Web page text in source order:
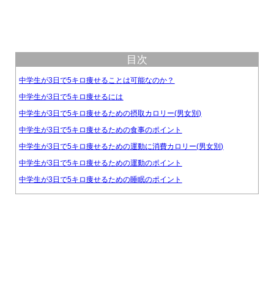
目次
中学生が3日で5キロ痩せることは可能なのか？
中学生が3日で5キロ痩せるには
中学生が3日で5キロ痩せるための摂取カロリー(男女別)
中学生が3日で5キロ痩せるための食事のポイント
中学生が3日で5キロ痩せるための運動に消費カロリー(男女別)
中学生が3日で5キロ痩せるための運動のポイント
中学生が3日で5キロ痩せるための睡眠のポイント